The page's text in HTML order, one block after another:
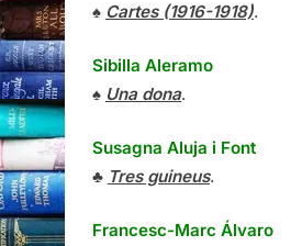
♠ Cartes (1916-1918).
Sibilla Aleramo
♠ Una dona.
Susagna Aluja i Font
♣ Tres guineus.
Francesc-Marc Álvaro